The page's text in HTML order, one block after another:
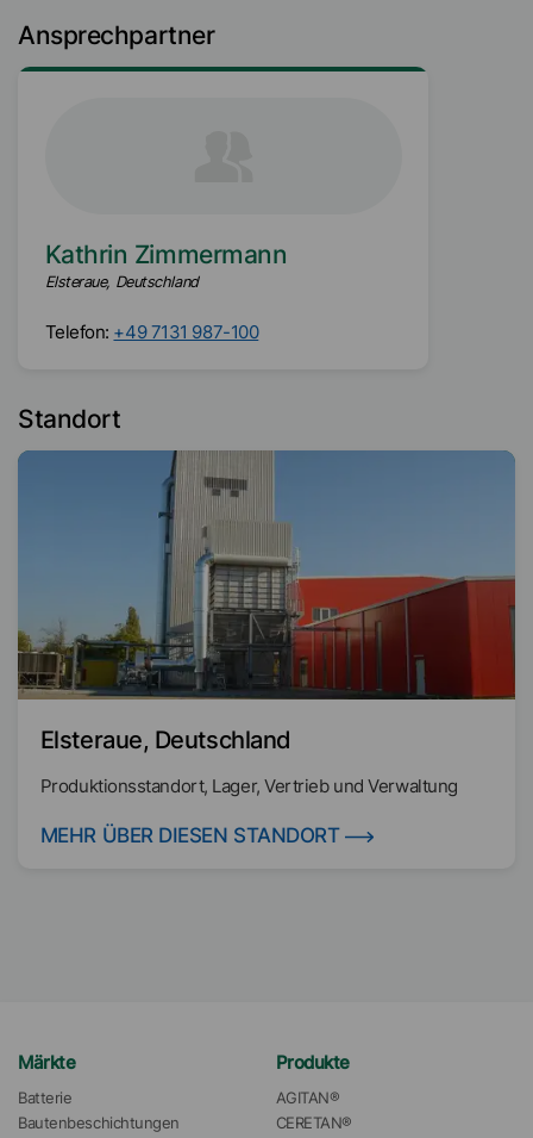
Ansprechpartner
Kathrin Zimmermann
Elsteraue, Deutschland
Telefon: +49 7131 987-100
Standort
Elsteraue, Deutschland
Produktionsstandort, Lager, Vertrieb und Verwaltung
MEHR ÜBER DIESEN STANDORT
Märkte
Batterie
Bautenbeschichtungen
Produkte
AGITAN®
CERETAN®